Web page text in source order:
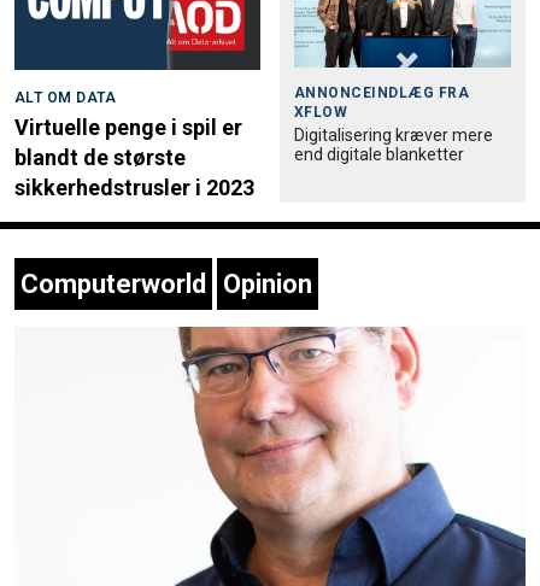
ALT OM DATA
Virtuelle penge i spil er
blandt de største
sikkerhedstrusler i 2023
ANNONCEINDLÆG FRA
XFLOW
Digitalisering kræver mere
end digitale blanketter
Computerworld Opinion